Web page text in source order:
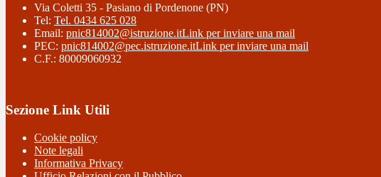
Via Coletti 35 - Pasiano di Pordenone (PN)
Tel: Tel. 0434 625 028
Email: pnic814002@istruzione.itLink per inviare una mail
PEC: pnic814002@pec.istruzione.itLink per inviare una mail
C.F.: 80009060932
Sezione Link Utili
Cookie policy
Note legali
Informativa Privacy